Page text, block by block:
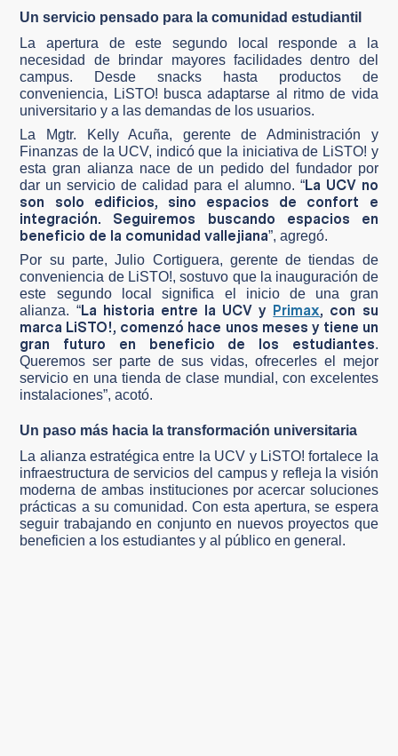
Un servicio pensado para la comunidad estudiantil
La apertura de este segundo local responde a la
necesidad de brindar mayores facilidades dentro del
campus. Desde snacks hasta productos de
conveniencia, LiSTO! busca adaptarse al ritmo de vida
universitario y a las demandas de los usuarios.
La Mgtr. Kelly Acuña, gerente de Administración y
Finanzas de la UCV, indicó que la iniciativa de LiSTO! y
esta gran alianza nace de un pedido del fundador por
dar un servicio de calidad para el alumno. “La UCV no
son solo edificios, sino espacios de confort e
integración. Seguiremos buscando espacios en
beneficio de la comunidad vallejiana”, agregó.
Por su parte, Julio Cortiguera, gerente de tiendas de
conveniencia de LiSTO!, sostuvo que la inauguración de
este segundo local significa el inicio de una gran
alianza. “La historia entre la UCV y Primax, con su
marca LiSTO!, comenzó hace unos meses y tiene un
gran futuro en beneficio de los estudiantes.
Queremos ser parte de sus vidas, ofrecerles el mejor
servicio en una tienda de clase mundial, con excelentes
instalaciones”, acotó.
Un paso más hacia la transformación universitaria
La alianza estratégica entre la UCV y LiSTO! fortalece la
infraestructura de servicios del campus y refleja la visión
moderna de ambas instituciones por acercar soluciones
prácticas a su comunidad. Con esta apertura, se espera
seguir trabajando en conjunto en nuevos proyectos que
beneficien a los estudiantes y al público en general.